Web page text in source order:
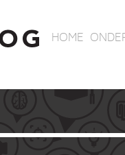
HOME